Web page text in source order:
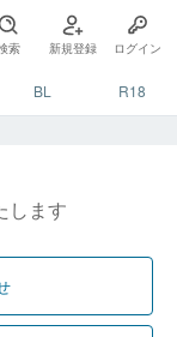
索 新規登録 ログイン
BL R18
します